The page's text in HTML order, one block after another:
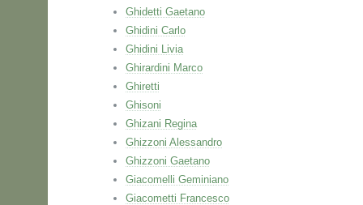
Ghidetti Gaetano
Ghidini Carlo
Ghidini Livia
Ghirardini Marco
Ghiretti
Ghisoni
Ghizani Regina
Ghizzoni Alessandro
Ghizzoni Gaetano
Giacomelli Geminiano
Giacometti Francesco